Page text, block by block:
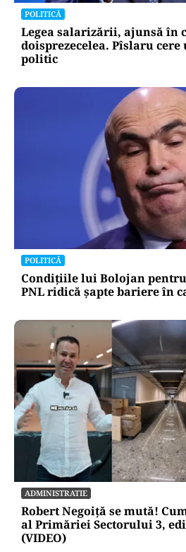
POLITICĂ
Legea salarizării, ajunsă în
doisprezecelea. Pîslaru
politic
POLITICĂ
Condițiile lui Bolojan
PNL ridică șapte bariere în
ADMINISTRATIE
Robert Negoiță se mută!
al Primăriei Sectorului 3,
(VIDEO)